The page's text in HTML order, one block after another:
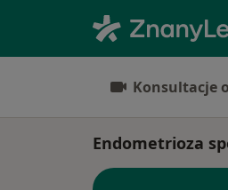
Konsultacje
Endometrioza